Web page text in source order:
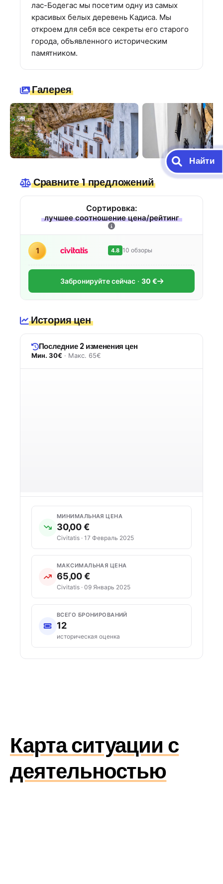
лас-Бодегас мы посетим одну из самых
красивых белых деревень Кадиса. Мы
откроем для себя все секреты его старого
города, объявленного историческим
памятником.
Галерея
Сравните 1 предложений
Сортировка:
лучшее соотношение цена/рейтинг
1 4.8 10 обзоры
Забронируйте сейчас 30 €
История цен
Последние 2 изменения цен
Мин. 30€ · Макс. 65€
МИНИМАЛЬНАЯ ЦЕНА
30,00 €
Civitatis · 17 Февраль 2025
МАКСИМАЛЬНАЯ ЦЕНА
65,00 €
Civitatis · 09 Январь 2025
ВСЕГО БРОНИРОВАНИЙ
12
историческая оценка
Карта ситуации с
деятельностью
Найти